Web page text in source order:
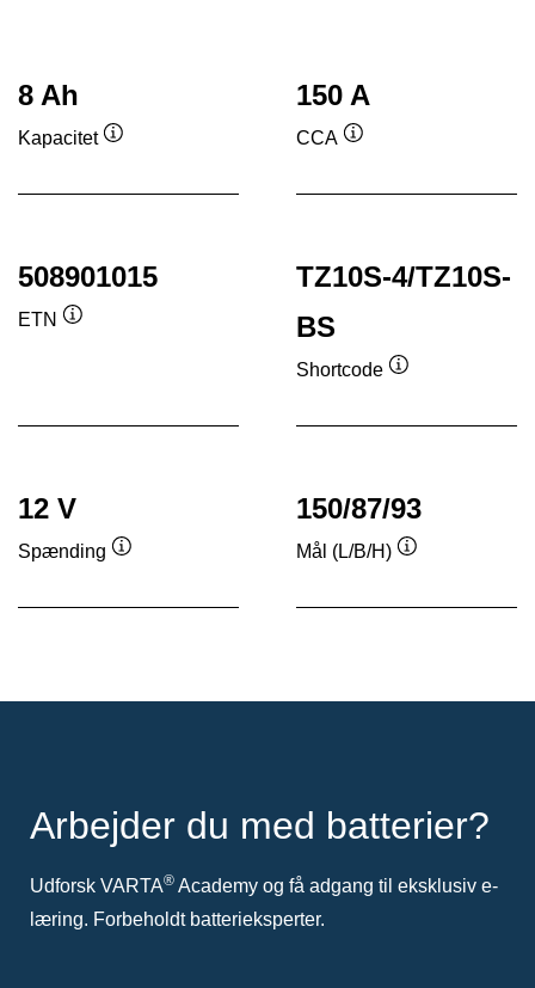
8 Ah
Kapacitet
150 A
CCA
508901015
ETN
TZ10S-4/TZ10S-
BS
Shortcode
12 V
Spænding
150/87/93
Mål (L/B/H)
Arbejder du med batterier?
Udforsk VARTA® Academy og få adgang til eksklusiv e-
læring. Forbeholdt batterieksperter.